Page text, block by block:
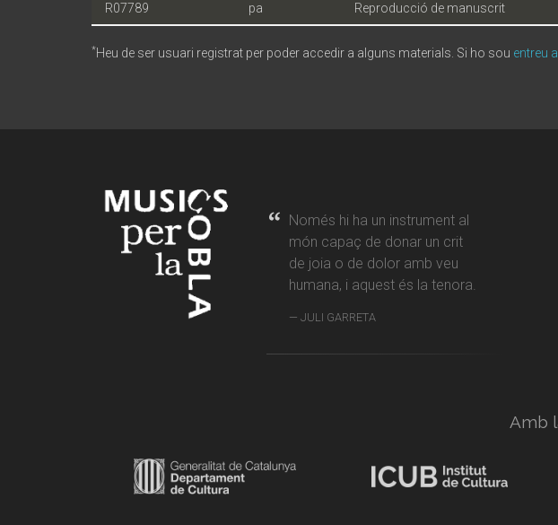
R07789 pa Reproducció de manuscrit
*Heu de ser usuari registrat per poder accedir a alguns materials. Si ho sou entreu
Només hi ha un instrument al
món capaç de donar un crit
de joia o de dolor amb veu
humana, i aquest és la tenora.
JULI GARRETA
Amb